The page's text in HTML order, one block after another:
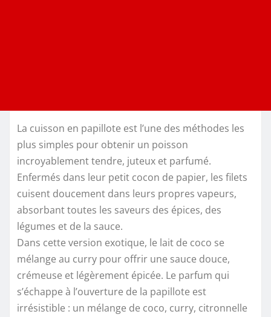
La cuisson en papillote est l’une des méthodes les
plus simples pour obtenir un poisson
incroyablement tendre, juteux et parfumé.
Enfermés dans leur petit cocon de papier, les filets
cuisent doucement dans leurs propres vapeurs,
absorbant toutes les saveurs des épices, des
légumes et de la sauce.
Dans cette version exotique, le lait de coco se
mélange au curry pour offrir une sauce douce,
crémeuse et légèrement épicée. Le parfum qui
s’échappe à l’ouverture de la papillote est
irrésistible : un mélange de coco, curry, citronnelle